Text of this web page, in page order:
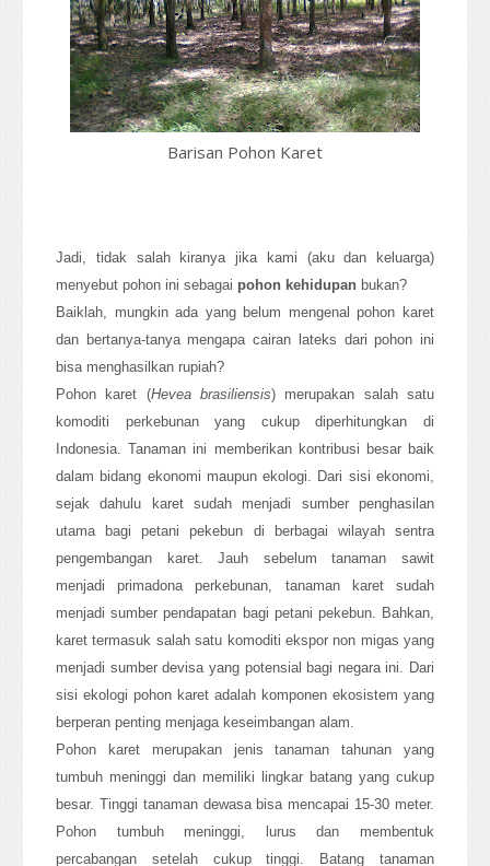
Barisan Pohon Karet
Jadi, tidak salah kiranya jika kami (aku dan keluarga)
menyebut pohon ini sebagai pohon kehidupan bukan?
Baiklah, mungkin ada yang belum mengenal pohon karet
dan bertanya-tanya mengapa cairan lateks dari pohon ini
bisa menghasilkan rupiah?
Pohon karet (Heveabrasiliensis) merupakan salah satu
komoditi perkebunan yang cukup diperhitungkan di
Indonesia. Tanaman ini memberikan kontribusi besar baik
dalam bidang ekonomi maupun ekologi. Dari sisi ekonomi,
sejak dahulu karet sudah menjadi sumber penghasilan
utama bagi petani pekebun di berbagai wilayah sentra
pengembangan karet. Jauh sebelum tanaman sawit
menjadi primadona perkebunan, tanaman karet sudah
menjadi sumber pendapatan bagi petani pekebun. Bahkan,
karet termasuk salah satu komoditi ekspor non migas yang
menjadi sumber devisa yang potensial bagi negara ini. Dari
sisi ekologi pohon karet adalah komponen ekosistem yang
berperan penting menjaga keseimbangan alam.
Pohon karet merupakan jenis tanaman tahunan yang
tumbuh meninggi dan memiliki lingkar batang yang cukup
besar. Tinggi tanaman dewasa bisa mencapai 15-30 meter.
Pohon tumbuh meninggi, lurus dan membentuk
percabangan setelah cukup tinggi. Batang tanaman